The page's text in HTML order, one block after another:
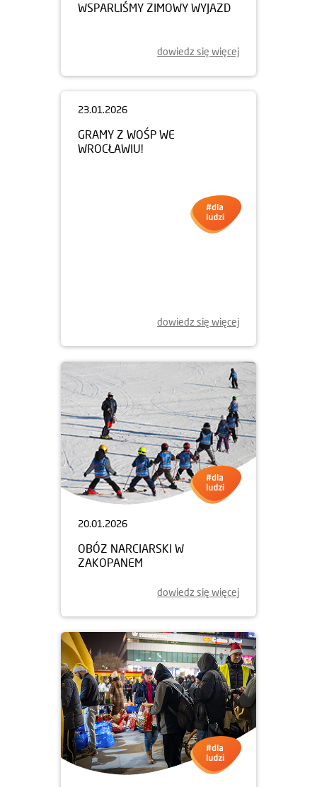
WSPARLIŚMY ZIMOWY WYJAZD
dowiedz się więcej
dowiedz się więcej
20.01.2026
OBÓZ NARCIARSKI W
ZAKOPANEM
dowiedz się więcej